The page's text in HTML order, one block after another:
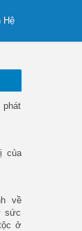
Hệ
của
về
sức
ở